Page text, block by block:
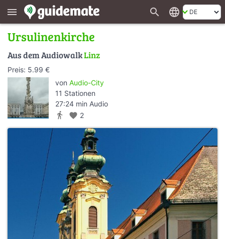
menu search language
Ursulinenkirche
Aus dem AudiowalkLinz
Preis: 5.99 €
von Audio-City
11 Stationen
27:24 min Audio
directions_walk favorite 2